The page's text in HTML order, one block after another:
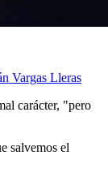
Vargas Lleras
carácter, "pero
salvemos el